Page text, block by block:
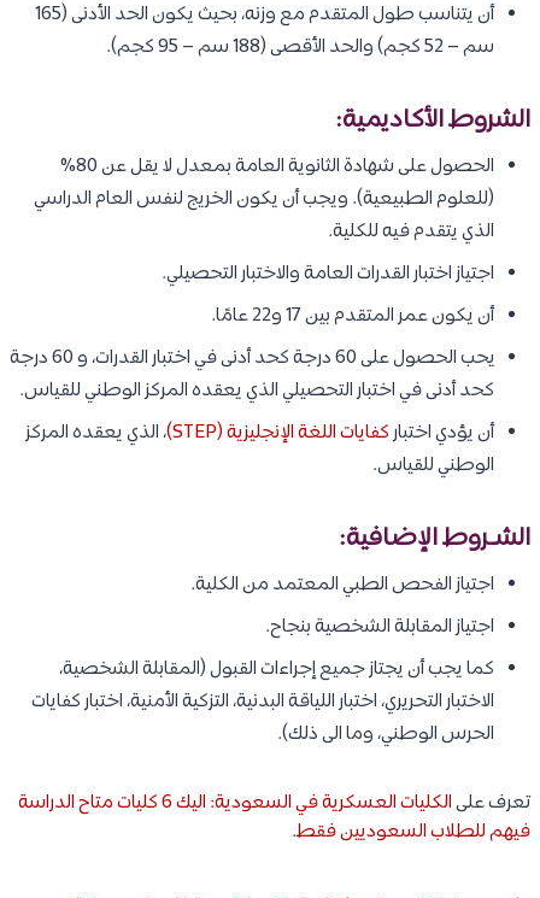
أن يتناسب طول المتقدم مع وزنه، بحيث يكون الحد الأدنى (165
سم – 52 كجم) والحد الأقصى (188 سم – 95 كجم).
الشروط الأكاديمية:
الحصول على شهادة الثانوية العامة بمعدل لا يقل عن 80%
(للعلوم الطبيعية). ويجب أن يكون الخريج لنفس العام الدراسي
الذي يتقدم فيه للكلية.
اجتياز اختبار القدرات العامة والاختبار التحصيلي.
أن يكون عمر المتقدم بين 17 و22 عامًا.
يحب الحصول على 60 درجة كحد أدنى في اختبار القدرات، و 60 درجة
كحد أدنى في اختبار التحصيلي الذي يعقده المركز الوطني للقياس.
أن يؤدي اختباركفايات اللغة الإنجليزية (STEP)
، الذي يعقده المركز
الوطني للقياس.
الشـروط الإضافية:
اجتياز الفحص الطبي المعتمد من الكلية.
اجتياز المقابلة الشخصية بنجاح.
كما يجب أن يجتاز جميع إجراءات القبول (المقابلة الشخصية،
الاختبار التحريري، اختبار اللياقة البدنية، التزكية الأمنية، اختبار كفايات
الحرس الوطني، وما الى ذلك).
تعرف على
الكليات العسكرية في السعودية: اليك 6 كليات متاح الدراسة
فيهم للطلاب السعوديين فقط.